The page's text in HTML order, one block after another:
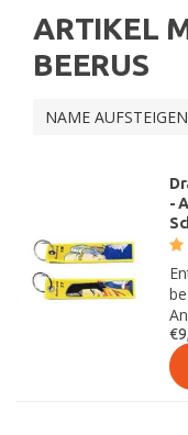
ARTIKEL
BEERUS
NAME
-